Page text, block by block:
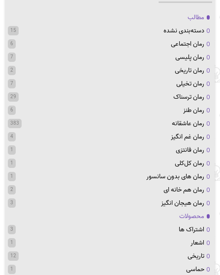
مطالب
دسته‌بندی نشده
15
رمان اجتماعی 6
رمان پلیسی 7
رمان تاریخی 2
رمان تخیلی 7
رمان ترسناک 29
رمان طنز 6
رمان عاشقانه 383
رمان غم انگیز 4
رمان فانتزی 1
رمان کل‌کلی 1
رمان های بدون سانسور 1
رمان هم خانه ای 2
رمان هیجان انگیز 3
محصولات
اشتراک ها
3
اشعار 1
تاریخی 12
حماسی 1